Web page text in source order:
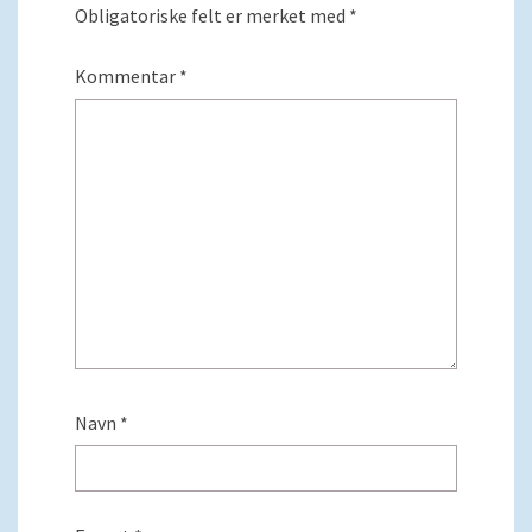
Obligatoriske felt er merket med *
Kommentar *
Navn *